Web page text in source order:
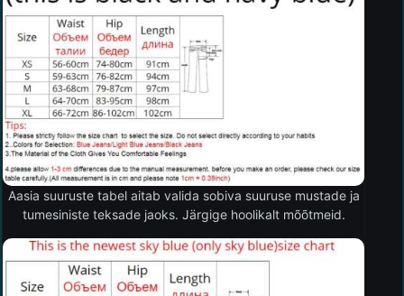
Aasia suuruste tabel aitab valida sobiva suuruse mustade ja
tumesiniste teksade jaoks. Järgige hoolikalt mõõtmeid.